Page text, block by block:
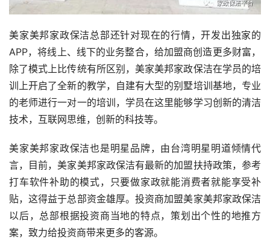
美家美邦家政保洁总部还针对现在的行情，开发出独家的
APP，将线上、线下的业务整合，给加盟商创造更多财富，
除了模式上比传统有所区别，美家美邦家政保洁在学员的培
训上开启了全新的教学，自建有大型的别墅培训基地，专业
的老师进行一对一的培训，学员在这里能够学习创新的清洁
技术，互联网思维，创新的科技等。
美家美邦家政保洁也是明星品牌，由台湾明星明道倾情代
言，目前，美家美邦家政保洁有最新的加盟扶持政策，参考
打车软件补助的模式，只要做家政就能消费者就能享受补
贴，这得益于总部资金雄厚。投资商加盟美家美邦家政保洁
以后，总部根据投资商当地的特点，策划出个性的地推方
案，致力给投资商带来更多的客源。